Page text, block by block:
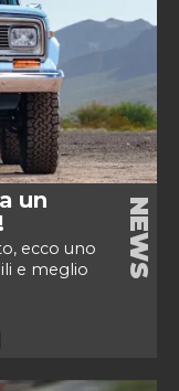
un
ecco uno
e meglio
NEWS